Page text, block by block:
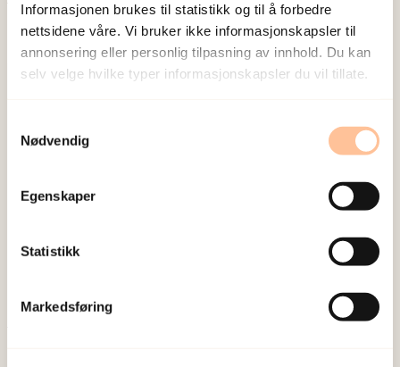
Informasjonen brukes til statistikk og til å forbedre
nettsidene våre. Vi bruker ikke informasjonskapsler til
annonsering eller personlig tilpasning av innhold. Du kan
selv velge hvilke typer informasjonskapsler du vil tillate.
Nødvendig
Egenskaper
Statistikk
Markedsføring
Publisert:25. juni 2026
Sist redigert:6. august 2026
NKVTS utvikler og sprer kunnskap og kompetanse
om vold og traumatisk stress. Formålet er å bidra
til å forebygge og redusere de helsemessige og
sosiale konsekvensene som vold og traumatisk